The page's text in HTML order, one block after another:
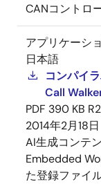
CANコントロ
アプリケーシ
日本語
コンパイ
Call
PDF 390 KB
2014年2月18日
AI生成コンテ
Embedded
た登録ファイ